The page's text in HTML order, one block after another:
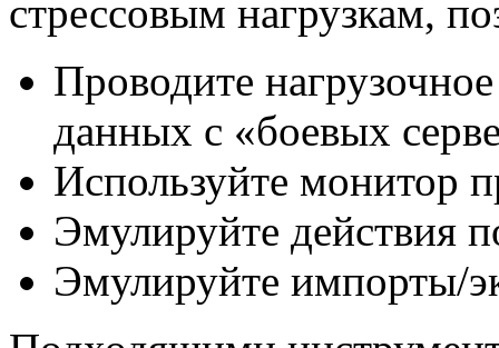
стрессовым нагрузкам,
Проводите
данных с «боевых
Используйте монитор
Эмулируйте действия
Эмулируйте импорты/